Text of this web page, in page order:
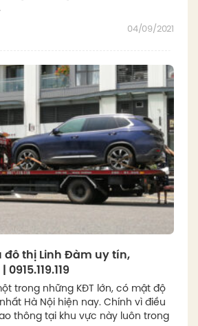
04/09/2021
đô thị Linh Đàm uy tín,
trong những KĐT lớn, có mật độ
Hà Nội hiện nay. Chính vì điều
thông tại khu vực này luôn trong